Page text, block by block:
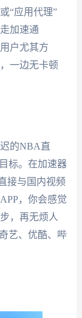
“应用代理”
加速通
户尤其方
一边无卡顿
的NBA直
标。在加速器
接与国内视频
，你会感觉
，再无烦人
艺、优酷、哔